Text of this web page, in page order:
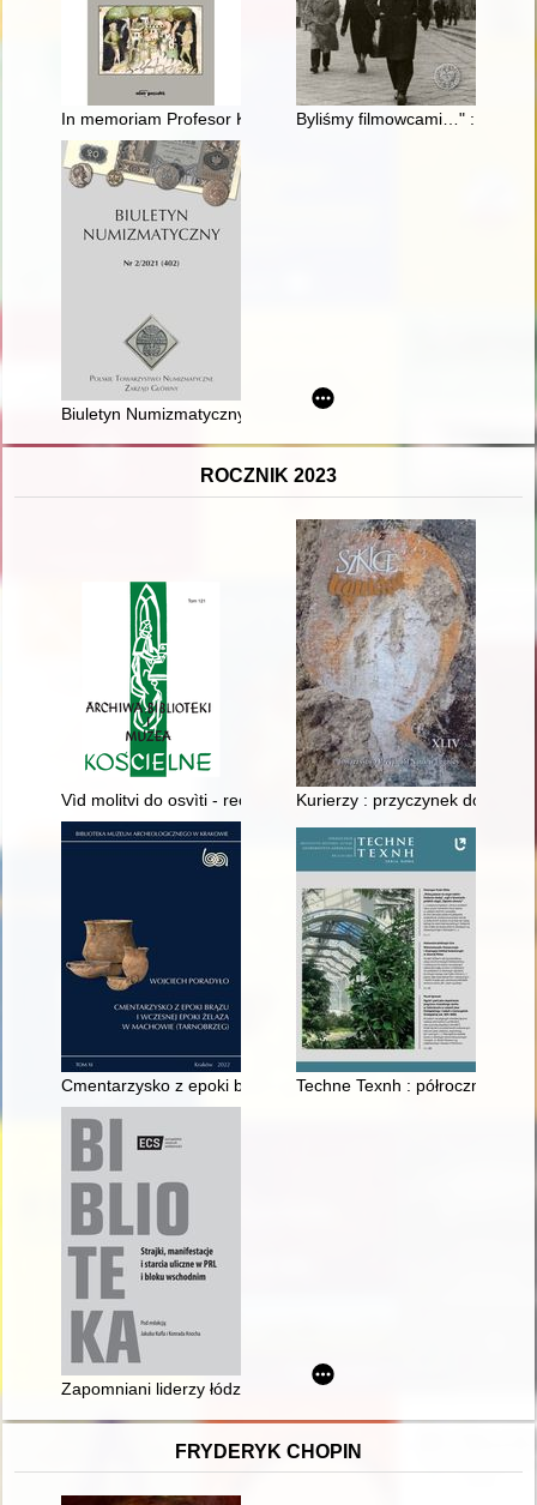
In memoriam Profesor Klaus ZernackByliśmy filmowcami…" : film w
Biuletyn Numizmatyczny. 2021 nr 2
ROCZNIK 2023
Vìd molitvi do osvìti - recenzja] Kurierzy : przyczynek do
Cmentarzysko z epoki brązu i wczesnej epoki żelaza w
Techne Texnh : półrocznik
Zapomniani liderzy łódzkich strajków robotniczych w latach
FRYDERYK CHOPIN